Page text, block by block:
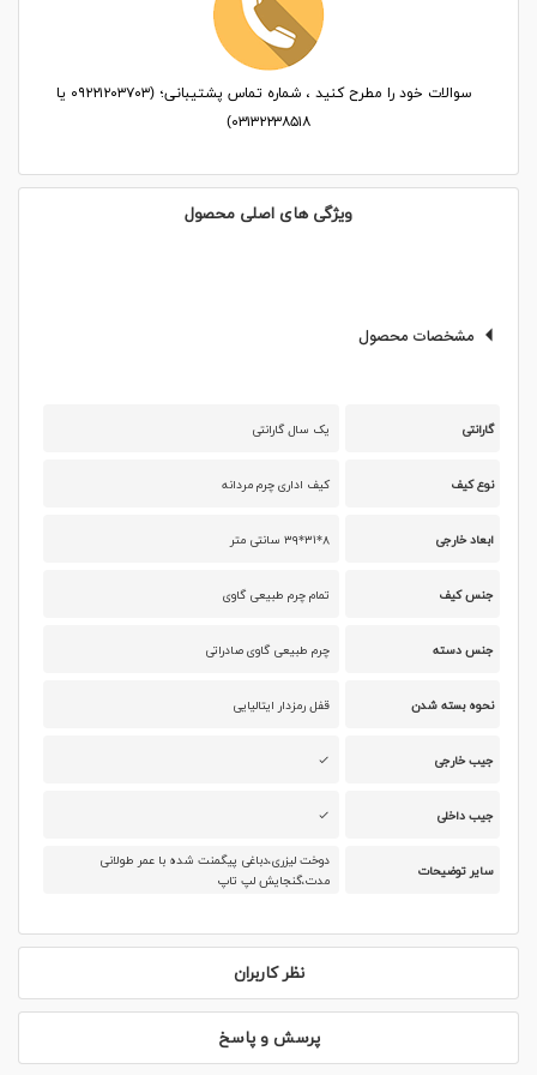
سوالات خود را مطرح کنید ، شماره تماس پشتیبانی؛ (۰۹۲۲۱۲۰۳۷۰۳ یا
۰۳۱۳۲۲۳۸۵۱۸)
ویژگی های اصلی محصول
مشخصات محصول
گارانتی یک سال گارانتی
نوع کیف کیف اداری چرم مردانه
ابعاد خارجی ۸*۳۱*۳۹ سانتی متر
جنس کیف تمام چرم طبیعی گاوی
جنس دسته چرم طبیعی گاوی صادراتی
نحوه بسته شدن قفل رمزدار ایتالیایی
جیب خارجی
جیب داخلی
سایر توضیحات
دوخت لیزری،دباغی پیگمنت شده با عمر طولانی
مدت،گنجایش لپ تاپ
نظر کاربران
پرسش و پاسخ